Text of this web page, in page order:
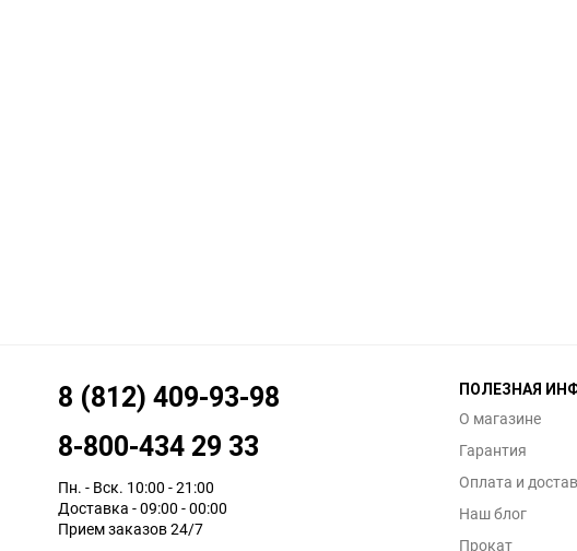
8 (812) 409-93-98
8-800-434 29 33
Пн. - Вск. 10:00 - 21:00
Доставка - 09:00 - 00:00
Прием заказов 24/7
ПОЛЕЗНАЯ
О магазине
Гарантия
Оплата и
Наш блог
Прокат